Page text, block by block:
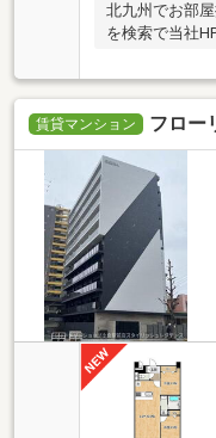
北九州でお部
を検索で当社
賃貸マンション フロー